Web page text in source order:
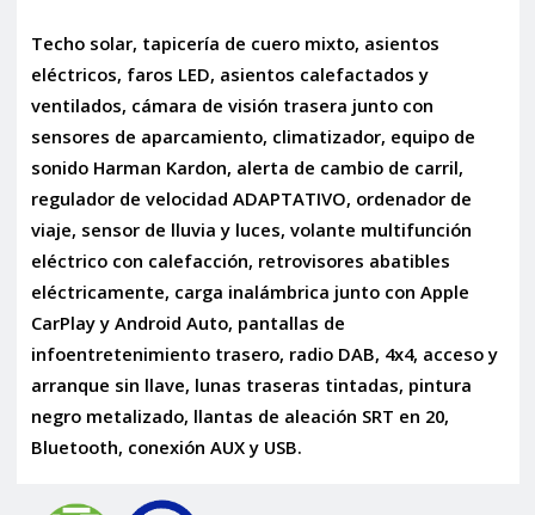
Techo solar, tapicería de cuero mixto, asientos
eléctricos, faros LED, asientos calefactados y
ventilados, cámara de visión trasera junto con
sensores de aparcamiento, climatizador, equipo de
sonido Harman Kardon, alerta de cambio de carril,
regulador de velocidad ADAPTATIVO, ordenador de
viaje, sensor de lluvia y luces, volante multifunción
eléctrico con calefacción, retrovisores abatibles
eléctricamente, carga inalámbrica junto con Apple
CarPlay y Android Auto, pantallas de
infoentretenimiento trasero, radio DAB, 4x4, acceso y
arranque sin llave, lunas traseras tintadas, pintura
negro metalizado, llantas de aleación SRT en 20,
Bluetooth, conexión AUX y USB.